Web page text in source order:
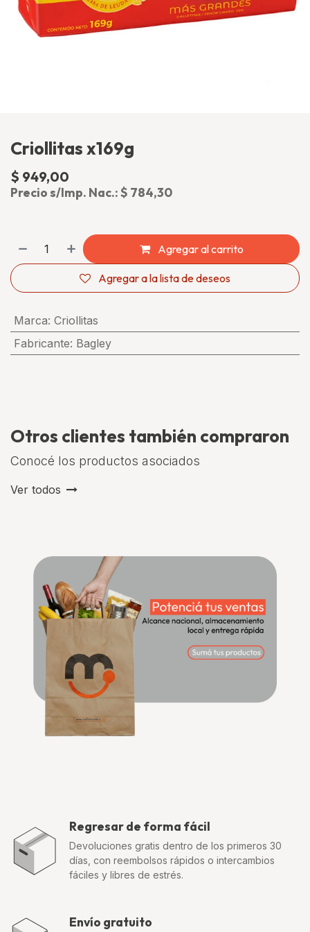
Criollitas x169g
$ 949,00
Precio s/Imp. Nac.:$ 784,30
Agregar al carrito
Agregar a la lista de deseos
Marca: Criollitas
Fabricante: Bagley
Otros clientes también compraron
Conocé los productos asociados
Ver todos
Regresar de forma fácil
Devoluciones gratis dentro de los primeros 30
días, con reembolsos rápidos o intercambios
fáciles y libres de estrés.
Envío gratuito